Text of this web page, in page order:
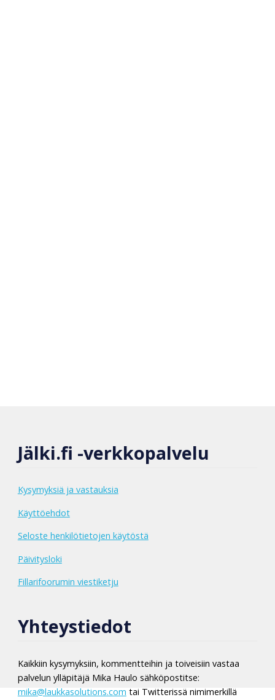
Jälki.fi -verkkopalvelu
Kysymyksiä ja vastauksia
Käyttöehdot
Seloste henkilötietojen käytöstä
Päivitysloki
Fillarifoorumin viestiketju
Yhteystiedot
Kaikkiin kysymyksiin, kommentteihin ja toiveisiin vastaa
palvelun ylläpitäjä Mika Haulo sähköpostitse:
mika@laukkasolutions.com tai Twitterissä nimimerkillä